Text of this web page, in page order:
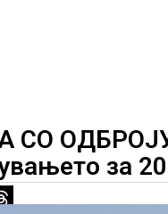
СО
за